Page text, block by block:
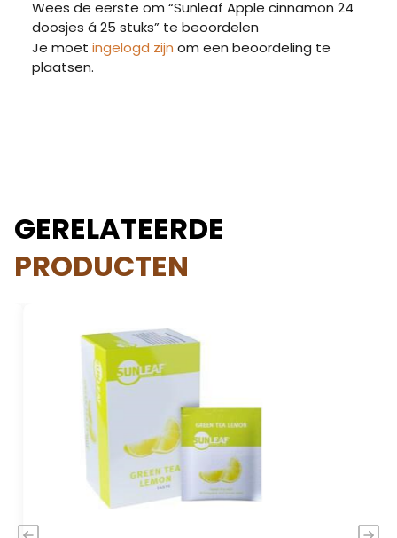
Wees de eerste om “Sunleaf Apple cinnamon 24
doosjes á 25 stuks” te beoordelen
Je moet ingelogd zijn om een beoordeling te
plaatsen.
GERELATEERDE
PRODUCTEN